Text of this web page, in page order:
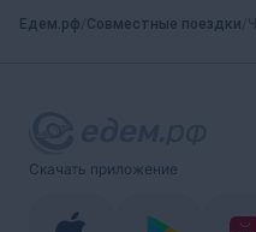
Едем.рф Совместные поездки
Скачать приложение